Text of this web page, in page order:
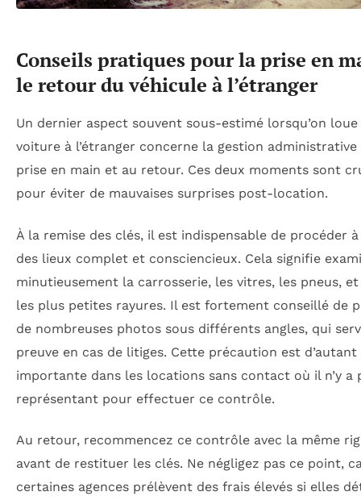
Conseils pratiques pour la prise en
le retour du véhicule à l’étranger
Un dernier aspect souvent sous-estimé lorsqu’on loue
voiture à l’étranger concerne la gestion administrative
prise en main et au retour. Ces deux moments sont
pour éviter de mauvaises surprises post-location.
À la remise des clés, il est indispensable de procéder
des lieux complet et consciencieux. Cela signifie
minutieusement la carrosserie, les vitres, les pneus,
les plus petites rayures. Il est fortement conseillé de
de nombreuses photos sous différents angles, qui
preuve en cas de litiges. Cette précaution est d’autant
importante dans les locations sans contact où il n’y a
représentant pour effectuer ce contrôle.
Au retour, recommencez ce contrôle avec la même
avant de restituer les clés. Ne négligez pas ce point,
certaines agences prélèvent des frais élevés si elles